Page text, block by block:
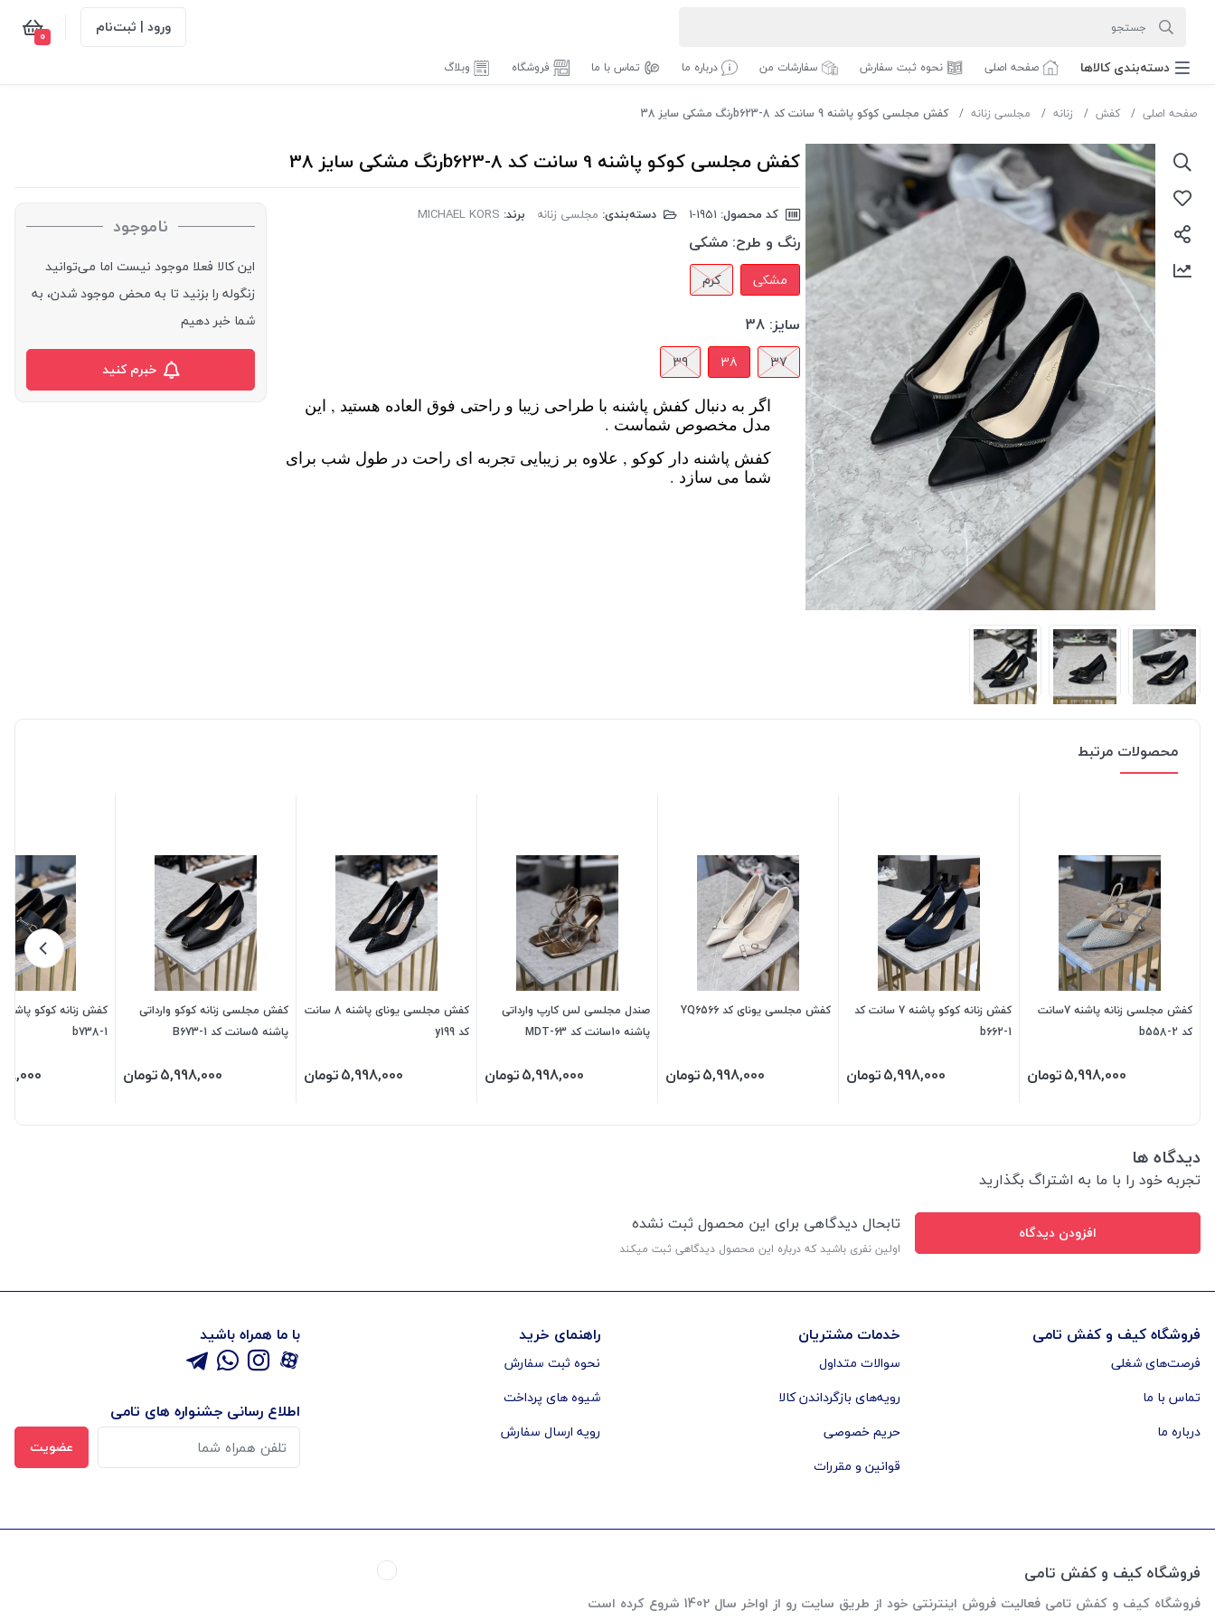
ورود | ثبت‌نام 0
دسته‌بندی‌ کالاها صفحه اصلی نحوه ثبت سفارش سفارشات من درباره ما تماس با ما فروشگاه وبلاگ
صفحه اصلی کفش زنانه مجلسی زنانه کفش مجلسی کوکو پاشنه 9 سانت کد b623-8رنگ مشکی سایز 38
کفش مجلسی کوکو پاشنه 9 سانت کد b623-8رنگ مشکی سایز 38
کد محصول: دسته‌بندی: مجلسی زنانه برند: MICHAEL KORS
رنگ و طرح: مشکی
مشکی کرم
سایز: 38
37
38
39
اگر به دنبال کفش پاشنه با طراحی زیبا و راحتی فوق العاده هستید , این
مدل مخصوص شماست .
کفش پاشنه دار کوکو , علاوه بر زیبایی تجربه ای راحت در طول شب برای
شما می سازد .
ناموجود
این کالا فعلا موجود نیست اما می‌توانید
زنگوله را بزنید تا به محض موجود شدن، به
شما خبر دهیم
خبرم کنید
محصولات مرتبط
کفش مجلسی زنانه پاشنه 7سانت
کد b558-2
5,998,000تومان
کفش زنانه کوکو پاشنه 7 سانت کد
b662-1
5,998,000تومان
کفش مجلسی یونای کد YQ6566
5,998,000تومان
صندل مجلسی لس کارپ وارداتی
پاشنه 10سانت کد MDT-63
5,998,000تومان
کفش مجلسی یونای پاشنه 8 سانت
کد y199
5,998,000تومان
کفش مجلسی زنانه کوکو وارداتی
پاشنه 5سانت کد B673-1
5,998,000تومان
b738-1
دیدگاه ها
تجربه خود را با ما به اشتراگ بگذارید
افزودن دیدگاه تابحال دیدگاهی برای این محصول ثبت نشده
اولین نفری باشید که درباره این محصول دیدگاهی ثبت میکند
فروشگاه کیف و کفش تامی
فرصت‌های شغلی
تماس با ما
درباره ما
خدمات مشتریان
سوالات متداول
رویه‌های بازگرداندن کالا
حریم خصوصی
قوانین و مقررات
راهنمای خرید
نحوه ثبت سفارش
شیوه های پرداخت
رویه ارسال سفارش
با ما همراه باشید
اطلاع رسانی جشنواره های تامی
عضویت
فروشگاه کیف و کفش تامی
فروشگاه کیف و کفش تامی فعالیت فروش اینترنتی خود از طریق سایت رو از اواخر سال 1402 شروع کرده است